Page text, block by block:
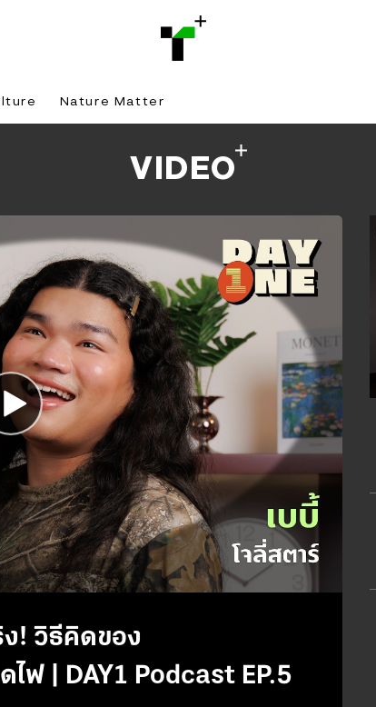
Nature Matter
VIDEO
! วิธีคิดของ
@babyjolystar ที่ไม่เคยหมดไฟ | DAY1 Podcast EP.5